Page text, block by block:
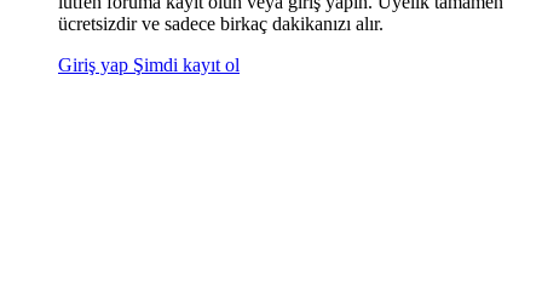
ücretsizdir ve sadece birkaç dakikanızı alır.
Giriş yap Şimdi kayıt ol